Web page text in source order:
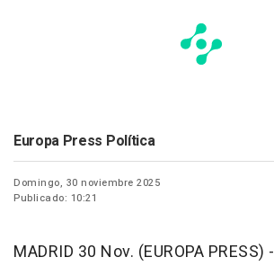
Europa Press Política
Domingo, 30 noviembre 2025
Publicado: 10:21
MADRID 30 Nov. (EUROPA PRESS) -